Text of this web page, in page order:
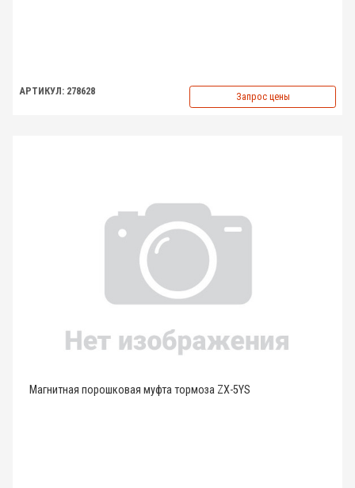
АРТИКУЛ: 278628 Запрос цены
Магнитная порошковая муфта тормоза ZX-5YS